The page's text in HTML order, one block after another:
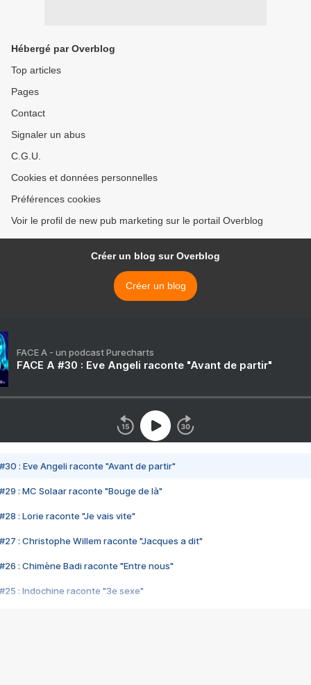
Hébergé par Overblog
Top articles
Pages
Contact
Signaler un abus
C.G.U.
Cookies et données personnelles
Préférences cookies
Voir le profil de new pub marketing sur le portail Overblog
Créer un blog sur Overblog
Créer un blog
FACE A - un podcast Purecharts
FACE A #30 : Eve Angeli raconte "Avant de partir"
#30 : Eve Angeli raconte "Avant de partir"
#29 : MC Solaar raconte "Bouge de là"
#28 : Lorie raconte "Je vais vite"
#27 : Christophe Willem raconte "Jacques a dit"
#26 : Chimène Badi raconte "Entre nous"
#25 : Indochine raconte "3e sexe"